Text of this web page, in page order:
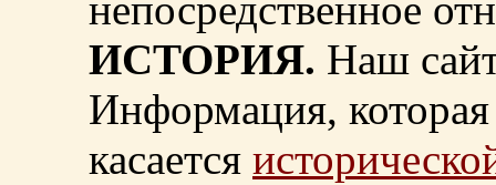
непосредственное
ИСТОРИЯ. Наш
Информация, которая
касается